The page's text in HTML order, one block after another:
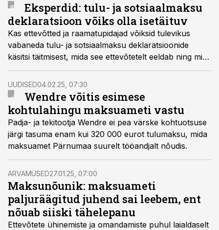
Eksperdid: tulu- ja sotsiaalmaksu
deklaratsioon võiks olla isetäituv
Kas ettevõtted ja raamatupidajad võiksid tulevikus
vabaneda tulu- ja sotsiaalmaksu deklaratsioonide
käsitsi täitmisest, mida see ettevõtetelt eeldab ning mis
saab lisadest ja erisustest?
UUDISED04.02.25, 07:30
Wendre võitis esimese
kohtulahingu maksuameti vastu
Padja- ja tekitootja Wendre ei pea värske kohtuotsuse
järgi tasuma enam kui 320 000 eurot tulumaksu, mida
maksuamet Pärnumaa suurelt tööandjalt nõudis.
ARVAMUSED27.01.25, 07:00
Maksunõunik: maksuameti
paljuräägitud juhend sai leebem, ent
nõuab siiski tähelepanu
Ettevõtete ühinemiste ja omandamiste puhul laialdaselt